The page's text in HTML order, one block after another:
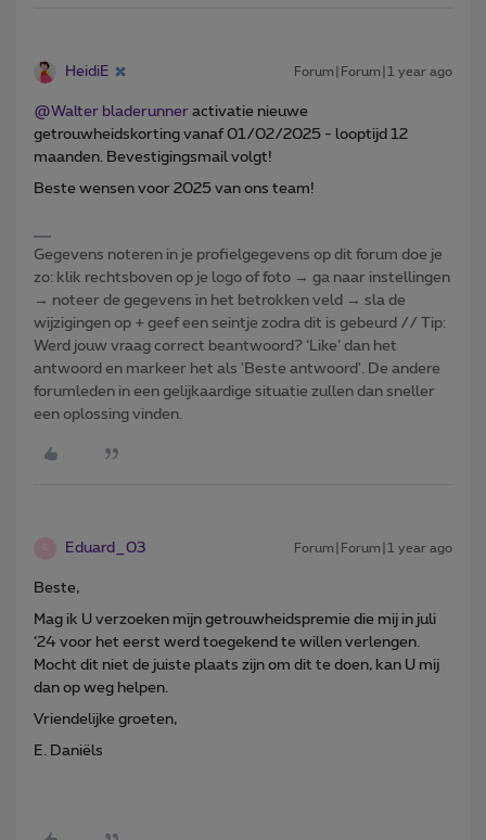
HeidiE Forum|Forum|1 year ago
@Walter bladerunner activatie nieuwe
getrouwheidskorting vanaf 01/02/2025 - looptijd 12
maanden. Bevestigingsmail volgt!
Beste wensen voor 2025 van ons team!
Gegevens noteren in je profielgegevens op dit forum doe je
zo: klik rechtsboven op je logo of foto → ga naar instellingen
→ noteer de gegevens in het betrokken veld → sla de
wijzigingen op + geef een seintje zodra dit is gebeurd // Tip:
Werd jouw vraag correct beantwoord? ‘Like’ dan het
antwoord en markeer het als 'Beste antwoord'. De andere
forumleden in een gelijkaardige situatie zullen dan sneller
een oplossing vinden.
Eduard_03 Forum|Forum|1 year ago
Beste,
Mag ik U verzoeken mijn getrouwheidspremie die mij in juli
‘24 voor het eerst werd toegekend te willen verlengen.
Mocht dit niet de juiste plaats zijn om dit te doen, kan U mij
dan op weg helpen.
Vriendelijke groeten,
E. Daniëls